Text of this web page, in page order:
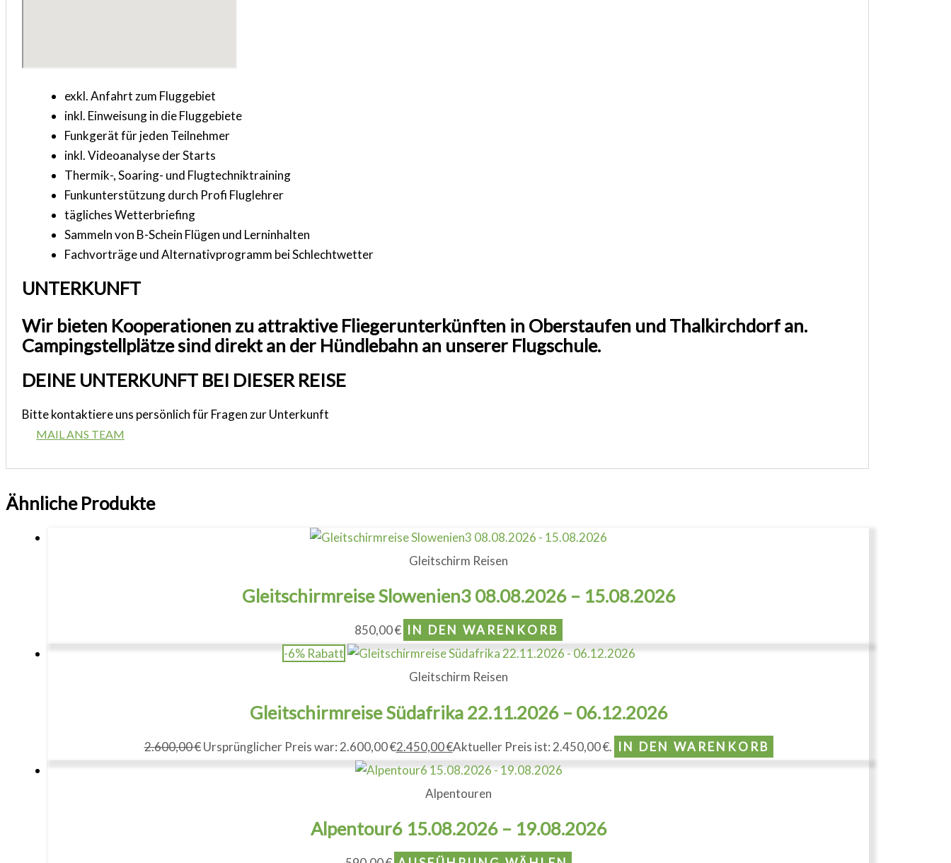
exkl. Anfahrt zum Fluggebiet
inkl. Einweisung in die Fluggebiete
Funkgerät für jeden Teilnehmer
inkl. Videoanalyse der Starts
Thermik-, Soaring- und Flugtechniktraining
Funkunterstützung durch Profi Fluglehrer
tägliches Wetterbriefing
Sammeln von B-Schein Flügen und Lerninhalten
Fachvorträge und Alternativprogramm bei Schlechtwetter
UNTERKUNFT
Wir bieten Kooperationen zu attraktive Fliegerunterkünften in Oberstaufen und Thalkirchdorf an.
Campingstellplätze sind direkt an der Hündlebahn an unserer Flugschule.
DEINE UNTERKUNFT BEI DIESER REISE
Bitte kontaktiere uns persönlich für Fragen zur Unterkunft
MAIL ANS TEAM
Ähnliche Produkte
Gleitschirm Reisen
Gleitschirmreise Slowenien3 08.08.2026 – 15.08.2026
850,00€ IN DEN WARENKORB
-6% Rabatt
Gleitschirm Reisen
Gleitschirmreise Südafrika 22.11.2026 – 06.12.2026
2.600,00€ Ursprünglicher Preis war: 2.600,00 €2.450,00€Aktueller Preis ist: 2.450,00 €. IN DEN WARENKORB
Alpentouren
Alpentour6 15.08.2026 – 19.08.2026